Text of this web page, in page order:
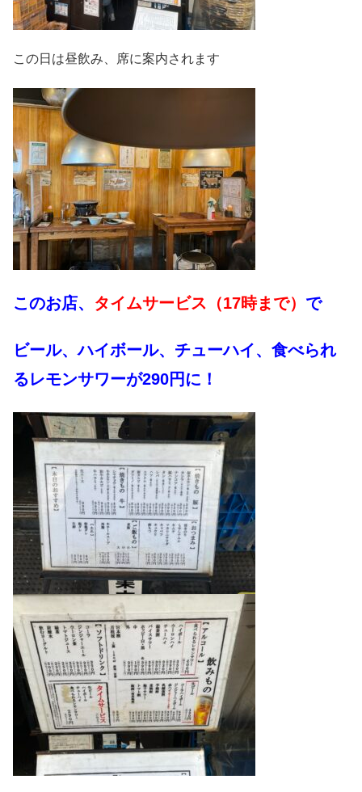
この日は昼飲み、席に案内されます
このお店、 タイムサービス（17時まで） で
ビール、ハイボール、チューハイ、食べられ
るレモンサワーが290円に！